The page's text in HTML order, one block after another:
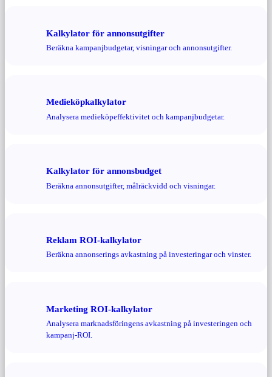
Kalkylator för annonsutgifter
Beräkna kampanjbudgetar, visningar och annonsutgifter.
Medieköpkalkylator
Analysera medieköpeffektivitet och kampanjbudgetar.
Kalkylator för annonsbudget
Beräkna annonsutgifter, målräckvidd och visningar.
Reklam ROI-kalkylator
Beräkna annonserings avkastning på investeringar och vinster.
Marketing ROI-kalkylator
Analysera marknadsföringens avkastning på investeringen och
kampanj-ROI.